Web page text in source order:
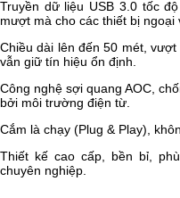
Truyền dữ liệu USB 3.0 tốc
mượt mà cho các thiết bị ngoại
Chiều dài lên đến 50 mét,
vẫn giữ tín hiệu ổn định.
Công nghệ sợi quang AOC,
bởi môi trường điện từ.
Cắm là chạy (Plug & Play),
Thiết kế cao cấp, bền bỉ,
chuyên nghiệp.